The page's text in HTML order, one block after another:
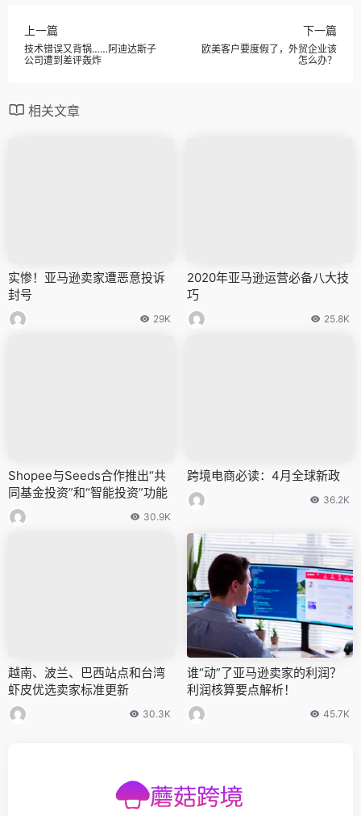
上一篇
技术错误又背锅……阿迪达斯子
公司遭到差评轰炸
下一篇
欧美客户要度假了，外贸企业该
怎么办？
相关文章
实惨！亚马逊卖家遭恶意投诉
封号
29K
2020年亚马逊运营必备八大技
巧
25.8K
Shopee与Seeds合作推出“共
同基金投资”和“智能投资”功能
30.9K
跨境电商必读：4月全球新政
36.2K
越南、波兰、巴西站点和台湾
虾皮优选卖家标准更新
30.3K
谁“动”了亚马逊卖家的利润？
利润核算要点解析！
45.7K